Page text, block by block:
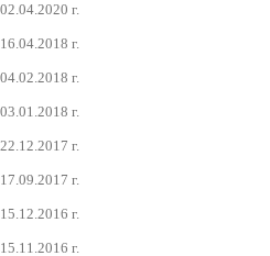
02.04.2020 г.
16.04.2018 г.
04.02.2018 г.
03.01.2018 г.
22.12.2017 г.
17.09.2017 г.
15.12.2016 г.
15.11.2016 г.